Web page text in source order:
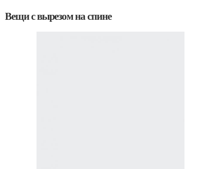
Вещи с вырезом на спине